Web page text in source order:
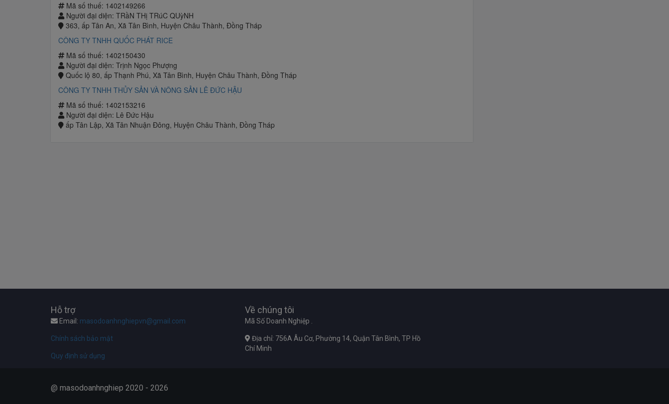
Mã số thuế: 1402149266
Người đại diện: TRầN THị TRúC QUỳNH
363, ấp Tân An, Xã Tân Bình, Huyện Châu Thành, Đồng Tháp
CÔNG TY TNHH QUỐC PHÁT RICE
Mã số thuế: 1402150430
Người đại diện: Trịnh Ngọc Phượng
Quốc lộ 80, ấp Thạnh Phú, Xã Tân Bình, Huyện Châu Thành, Đồng Tháp
CÔNG TY TNHH THỦY SẢN VÀ NÔNG SẢN LÊ ĐỨC HẬU
Mã số thuế: 1402153216
Người đại diện: Lê Đức Hậu
ấp Tân Lập, Xã Tân Nhuận Đông, Huyện Châu Thành, Đồng Tháp
Hỗ trợ
Email: masodoanhnghiepvn@gmail.com
Chính sách bảo mật
Quy định sử dụng
Về chúng tôi
Mã Số Doanh Nghiệp .
Địa chỉ: 756A Âu Cơ, Phường 14, Quận Tân Bình, TP Hồ
Chí Minh
@ masodoanhnghiep 2020 - 2026